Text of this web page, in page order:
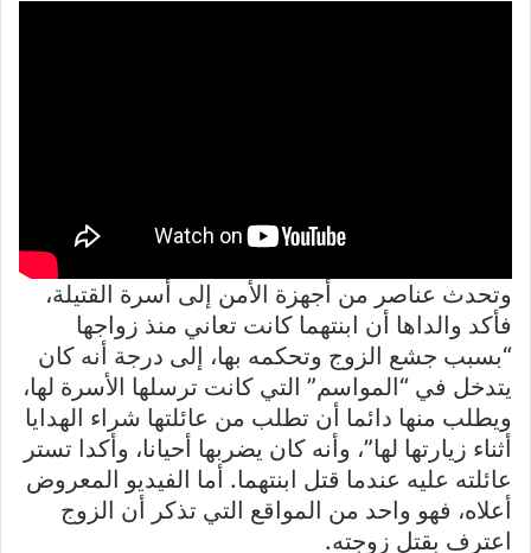
وتحدث عناصر من أجهزة الأمن إلى أسرة القتيلة،
فأكد والداها أن ابنتهما كانت تعاني منذ زواجها
“بسبب جشع الزوج وتحكمه بها، إلى درجة أنه كان
يتدخل في “المواسم” التي كانت ترسلها الأسرة لها،
ويطلب منها دائما أن تطلب من عائلتها شراء الهدايا
أثناء زيارتها لها”، وأنه كان يضربها أحيانا، وأكدا تستر
عائلته عليه عندما قتل ابنتهما. أما الفيديو المعروض
أعلاه، فهو واحد من المواقع التي تذكر أن الزوج
اعترف بقتل زوجته.